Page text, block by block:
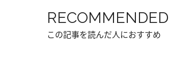
RECOMMENDED
この記事を読んだ人におすすめ